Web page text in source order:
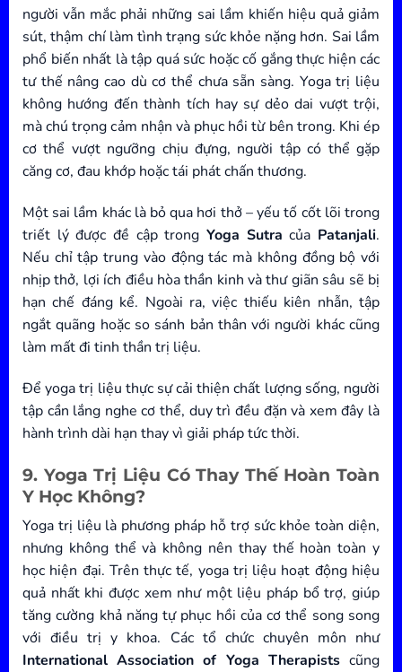
người vẫn mắc phải những sai lầm khiến hiệu quả giảm
sút, thậm chí làm tình trạng sức khỏe nặng hơn. Sai lầm
phổ biến nhất là tập quá sức hoặc cố gắng thực hiện các
tư thế nâng cao dù cơ thể chưa sẵn sàng. Yoga trị liệu
không hướng đến thành tích hay sự dẻo dai vượt trội,
mà chú trọng cảm nhận và phục hồi từ bên trong. Khi ép
cơ thể vượt ngưỡng chịu đựng, người tập có thể gặp
căng cơ, đau khớp hoặc tái phát chấn thương.
Một sai lầm khác là bỏ qua hơi thở – yếu tố cốt lõi trong
triết lý được đề cập trong Yoga Sutra của Patanjali.
Nếu chỉ tập trung vào động tác mà không đồng bộ với
nhịp thở, lợi ích điều hòa thần kinh và thư giãn sâu sẽ bị
hạn chế đáng kể. Ngoài ra, việc thiếu kiên nhẫn, tập
ngắt quãng hoặc so sánh bản thân với người khác cũng
làm mất đi tinh thần trị liệu.
Để yoga trị liệu thực sự cải thiện chất lượng sống, người
tập cần lắng nghe cơ thể, duy trì đều đặn và xem đây là
hành trình dài hạn thay vì giải pháp tức thời.
9. Yoga Trị Liệu Có Thay Thế Hoàn Toàn
Y Học Không?
Yoga trị liệu là phương pháp hỗ trợ sức khỏe toàn diện,
nhưng không thể và không nên thay thế hoàn toàn y
học hiện đại. Trên thực tế, yoga trị liệu hoạt động hiệu
quả nhất khi được xem như một liệu pháp bổ trợ, giúp
tăng cường khả năng tự phục hồi của cơ thể song song
với điều trị y khoa. Các tổ chức chuyên môn như
International Association of Yoga Therapistscũng